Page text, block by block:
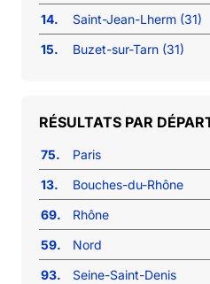
14.
Saint-Jean-Lherm (31)
15.
Buzet-sur-Tarn (31)
RÉSULTATS PAR
75.
Paris
13.
Bouches-du-Rhône
69.
Rhône
59.
Nord
93.
Seine-Saint-Denis